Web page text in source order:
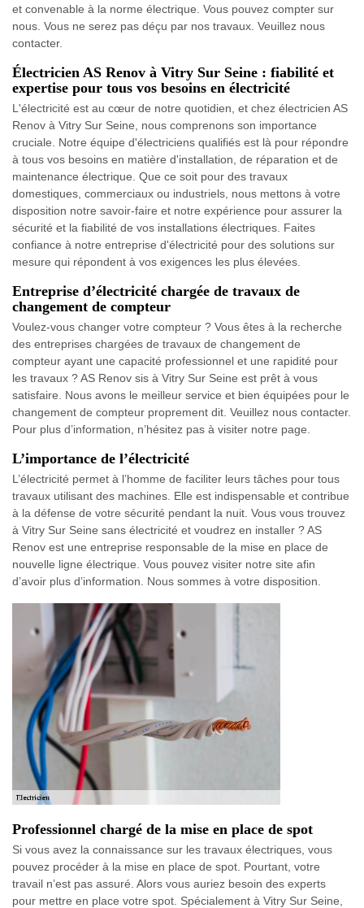
et convenable à la norme électrique. Vous pouvez compter sur
nous. Vous ne serez pas déçu par nos travaux. Veuillez nous
contacter.
Électricien AS Renov à Vitry Sur Seine : fiabilité et
expertise pour tous vos besoins en électricité
L'électricité est au cœur de notre quotidien, et chez électricien AS
Renov à Vitry Sur Seine, nous comprenons son importance
cruciale. Notre équipe d'électriciens qualifiés est là pour répondre
à tous vos besoins en matière d'installation, de réparation et de
maintenance électrique. Que ce soit pour des travaux
domestiques, commerciaux ou industriels, nous mettons à votre
disposition notre savoir-faire et notre expérience pour assurer la
sécurité et la fiabilité de vos installations électriques. Faites
confiance à notre entreprise d'électricité pour des solutions sur
mesure qui répondent à vos exigences les plus élevées.
Entreprise d’électricité chargée de travaux de
changement de compteur
Voulez-vous changer votre compteur ? Vous êtes à la recherche
des entreprises chargées de travaux de changement de
compteur ayant une capacité professionnel et une rapidité pour
les travaux ? AS Renov sis à Vitry Sur Seine est prêt à vous
satisfaire. Nous avons le meilleur service et bien équipées pour le
changement de compteur proprement dit. Veuillez nous contacter.
Pour plus d’information, n’hésitez pas à visiter notre page.
L’importance de l’électricité
L’électricité permet à l’homme de faciliter leurs tâches pour tous
travaux utilisant des machines. Elle est indispensable et contribue
à la défense de votre sécurité pendant la nuit. Vous vous trouvez
à Vitry Sur Seine sans électricité et voudrez en installer ? AS
Renov est une entreprise responsable de la mise en place de
nouvelle ligne électrique. Vous pouvez visiter notre site afin
d’avoir plus d’information. Nous sommes à votre disposition.
Professionnel chargé de la mise en place de spot
Si vous avez la connaissance sur les travaux électriques, vous
pouvez procéder à la mise en place de spot. Pourtant, votre
travail n’est pas assuré. Alors vous auriez besoin des experts
pour mettre en place votre spot. Spécialement à Vitry Sur Seine,